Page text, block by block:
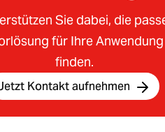
Sie dabei, die
für Ihre Anwendung
finden.
Kontakt aufnehmen